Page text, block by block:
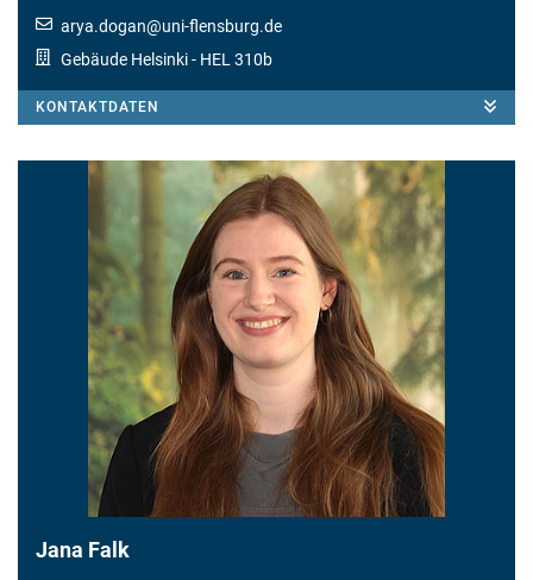
arya.dogan@uni-flensburg.de
Gebäude Helsinki- HEL 310b
KONTAKTDATEN
Jana Falk